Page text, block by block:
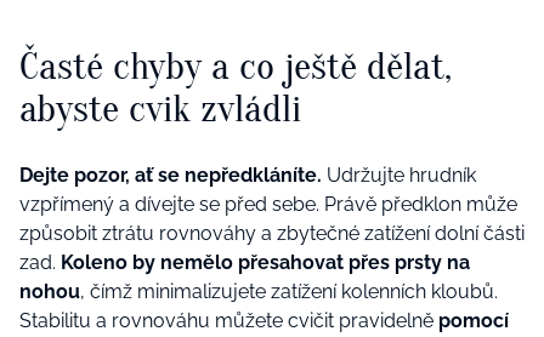
Časté chyby a co ještě dělat,
abyste cvik zvládli
Dejte pozor, ať se nepředkláníte. Udržujte hrudník
vzpřímený a dívejte se před sebe. Právě předklon může
způsobit ztrátu rovnováhy a zbytečné zatížení dolní části
zad. Koleno by nemělo přesahovat přes prsty na
nohou, čímž minimalizujete zatížení kolenních kloubů.
Stabilitu a rovnováhu můžete cvičit pravidelně pomocí